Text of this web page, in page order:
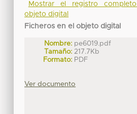
Mostrar el registro
objeto digital
Ficheros en el objeto digital
Nombre: pe6019.pdf
Tamaño: 217.7Kb
Formato: PDF
Ver documento